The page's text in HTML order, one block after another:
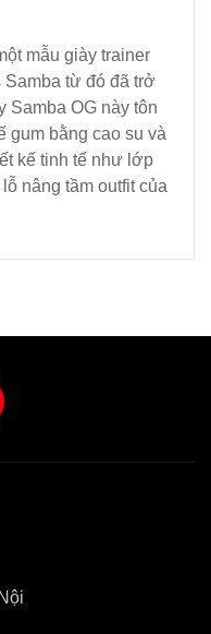
mẫu giày trainer
Samba từ đó đã trở
Samba OG này tôn
gum bằng cao su và
kế tinh tế như lớp
nâng tầm outfit của